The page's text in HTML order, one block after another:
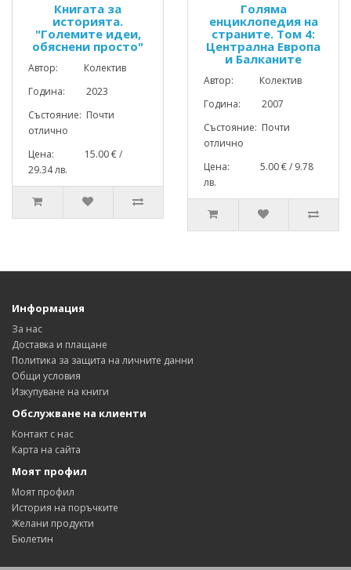
Книгата за
историята.
"Големите идеи,
обяснени просто"
Автор: Колектив
Година: 2023
Състояние: Почти
отлично
Цена: 15.00 € /
29.34 лв.
Голяма
енциклопедия на
страните. Том 4:
Централна Европа
и Балканите
Автор: Колектив
Година: 2007
Състояние: Почти
отлично
Цена: 5.00 € / 9.78
лв.
Информация
За нас
Доставка и плащане
Политика за защита на личните данни
Общи условия
Изкупуване на книги
Обслужване на клиенти
Контакт с нас
Карта на сайта
Моят профил
Моят профил
История на поръчките
Желани продукти
Бюлетин